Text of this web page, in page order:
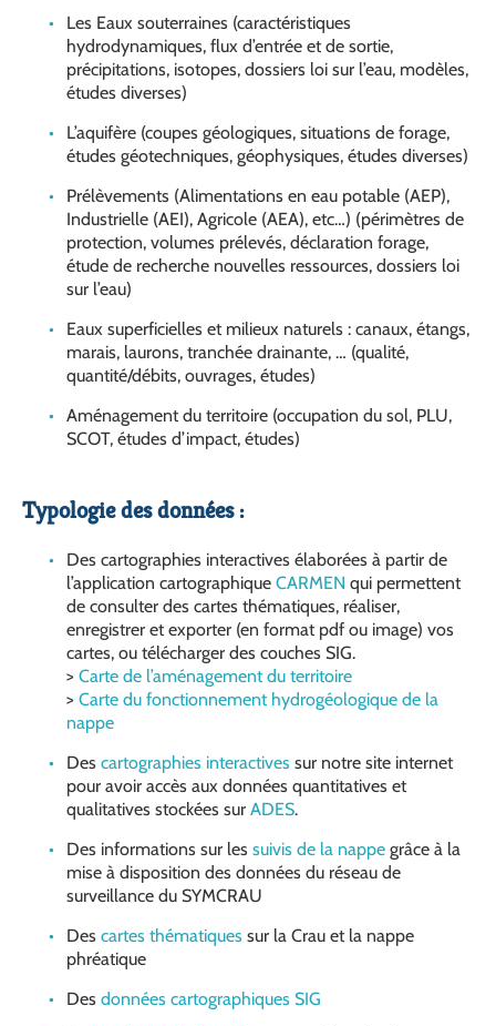
Les Eaux souterraines (caractéristiques
hydrodynamiques, flux d’entrée et de sortie,
précipitations, isotopes, dossiers loi sur l’eau, modèles,
études diverses)
L’aquifère (coupes géologiques, situations de forage,
études géotechniques, géophysiques, études diverses)
Prélèvements (Alimentations en eau potable (AEP),
Industrielle (AEI), Agricole (AEA), etc…) (périmètres de
protection, volumes prélevés, déclaration forage,
étude de recherche nouvelles ressources, dossiers loi
sur l’eau)
Eaux superficielles et milieux naturels : canaux, étangs,
marais, laurons, tranchée drainante, … (qualité,
quantité/débits, ouvrages, études)
Aménagement du territoire (occupation du sol, PLU,
SCOT, études d’impact, études)
Typologie des données :
Des cartographies interactives élaborées à partir de
l’application cartographique CARMEN qui permettent
de consulter des cartes thématiques, réaliser,
enregistrer et exporter (en format pdf ou image) vos
cartes, ou télécharger des couches SIG.
> Carte de l’aménagement du territoire
> Carte du fonctionnement hydrogéologique de la
nappe
Des cartographies interactives sur notre site internet
pour avoir accès aux données quantitatives et
qualitatives stockées sur ADES.
Des informations sur les suivis de la nappe grâce à la
mise à disposition des données du réseau de
surveillance du SYMCRAU
Des cartes thématiques sur la Crau et la nappe
phréatique
Des données cartographiques SIG